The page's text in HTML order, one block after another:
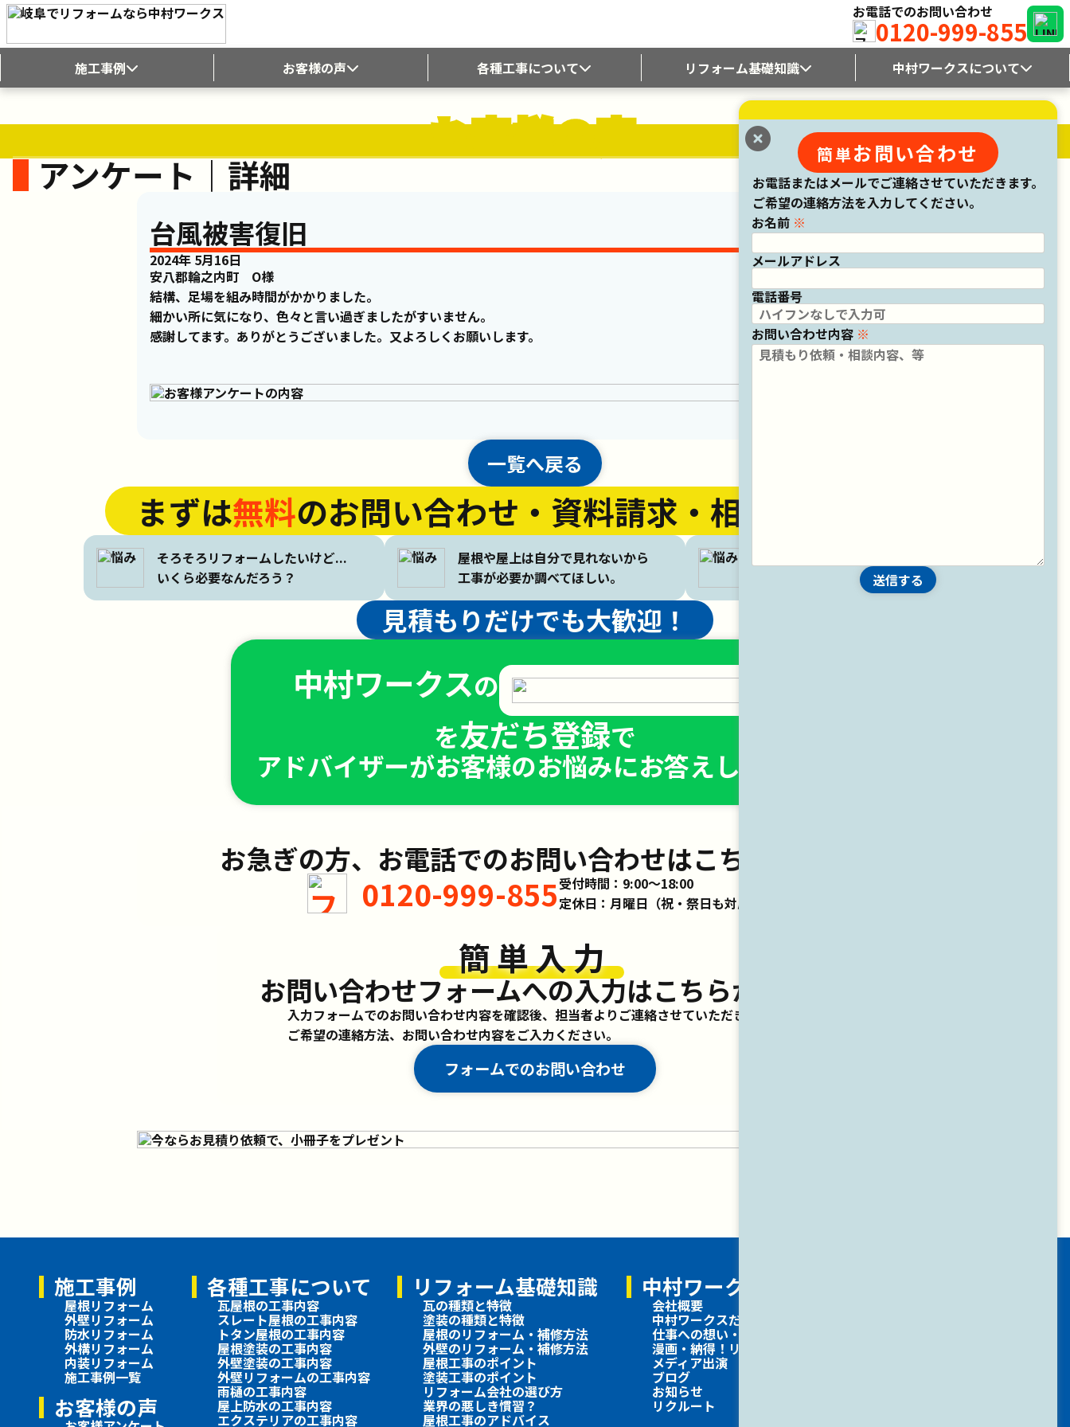
お電話でのお問い合わせ
0120-999-855
施工事例
防水リフォーム
内装リフォーム
施工事例一覧
お客様の声
よくある質問
各種工事について
スレート屋根の工事内容
トタン屋根の工事内容
外壁塗装の工事内容
太陽光発電の工事内容
工事工程の一覧
リフォーム基礎知識
瓦の種類と特徴
塗装の種類と特徴
屋根のリフォーム・補修方法
外壁のリフォーム・補修方法
屋根工事のポイント
塗装工事のポイント
リフォーム会社の選び方
業界の悪しき慣習？
屋根工事のアドバイス
塗装工事のアドバイス
防水工事のポイント
外構工事のポイント
自分でできる屋根外壁チェック
中村ワークスについて
会社概要
中村ワークスだからできること
仕事への想い・創業物語
漫画・納得！リフォーム物語
メディア出演
ブログ
お知らせ
リクルート
お客様の声
アンケート｜詳細
台風被害復旧
2024年 5月16日
安八郡輪之内町 O様
結構、足場を組み時間がかかりました。
細かい所に気になり、色々と言い過ぎましたがすいません。
感謝してます。ありがとうございました。又よろしくお願いします。
工事金額 約 25万円
一覧へ戻る
まずは無料のお問い合わせ ・ 資料請求・相見積もりを！
そろそろリフォームしたいけど...
いくら必要なんだろう？
屋根や屋上は自分で見れないから
工事が必要か調べてほしい。
見積もりだけでも大歓迎！
中村ワークスの
を友だち登録で
アドバイザーがお客様のお悩みにお答えします。
お急ぎの方、お電話でのお問い合わせはこちらから。
0120-999-855受付時間：9:00～18:00
定休日：月曜日（祝・祭日も対応）
簡単入力
お問い合わせフォームへの入力はこちらから。
入力フォームでのお問い合わせ内容を確認後、担当者よりご連絡させていただきます。
ご希望の連絡方法、お問い合わせ内容をご入力ください。
フォームでのお問い合わせ
簡単お問い合わせ
お電話またはメールでご連絡させていただきます。
ご希望の連絡方法を入力してください。
お名前 ※
メールアドレス
電話番号
お問い合わせ内容 ※
送信する
施工事例
屋根リフォーム
外壁リフォーム
防水リフォーム
外構リフォーム
内装リフォーム
施工事例一覧
お客様の声
各種工事について
瓦屋根の工事内容
スレート屋根の工事内容
トタン屋根の工事内容
屋根塗装の工事内容
外壁塗装の工事内容
外壁リフォームの工事内容
雨樋の工事内容
屋上防水の工事内容
エクステリアの工事内容
リフォーム基礎知識
瓦の種類と特徴
塗装の種類と特徴
屋根のリフォーム・補修方法
外壁のリフォーム・補修方法
屋根工事のポイント
塗装工事のポイント
リフォーム会社の選び方
業界の悪しき慣習？
屋根工事のアドバイス
中村ワークスについて
会社概要
中村ワークスだからできること
仕事への想い・創業物語
漫画・納得！リフォーム物語
メディア出演
ブログ
お知らせ
リクルート